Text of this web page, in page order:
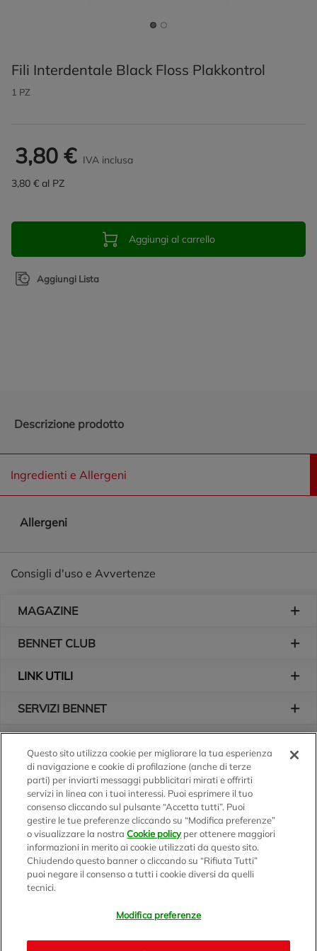
Fili Interdentale Black Floss Plakkontrol
1 PZ
3,80 € IVA inclusa
3,80 € al PZ
Aggiungi al carrello
Aggiungi Lista
Descrizione prodotto
Ingredienti e Allergeni
Allergeni
Consigli d'uso e Avvertenze
MAGAZINE
BENNET CLUB
LINK UTILI
SERVIZI BENNET
Logo Bennet
Seguici sui nostri canali
Scarica l'app
Questo sito utilizza cookie per migliorare la tua esperienza
di navigazione e cookie di profilazione (anche di terze
parti) per inviarti messaggi pubblicitari mirati e offrirti
servizi in linea con i tuoi interessi. Puoi esprimere il tuo
consenso cliccando sul pulsante “Accetta tutti”. Puoi
gestire le tue preferenze cliccando su “Modifica preferenze”
o visualizzare la nostraCookie policyper ottenere maggiori
informazioni in merito ai cookie utilizzati da questo sito.
Chiudendo questo banner o cliccando su “Rifiuta Tutti”
puoi negare il consenso a tutti i cookie diversi da quelli
tecnici.
Modifica preferenze